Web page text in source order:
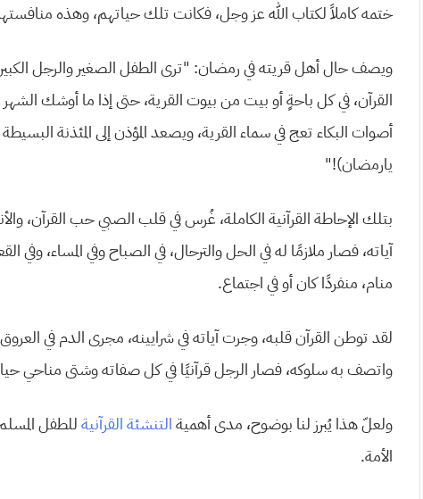
ختمه كاملاً لكتاب الله عز وجل، فكانت تلك حياتهم، وهذه
ويصف حال أهل قريته في رمضان: “ترى الطفل الصغير والرجل
القرآن، في كل باحةٍ أو بيت من بيوت القرية، حتى إذا ما أوشك
أصوات البكاء تعج في سماء القرية، ويصعد المؤذن إلى المئذنة
يارمضان)!”
بتلك الإحاطة القرآنية الكاملة، غُرس في قلب الصبي حب القرآن،
آياته، فصار ملازمًا له في الحل والترحال، في الصباح وفي المساء، وفي
منام، منفردًا كان أو في اجتماع.
لقد توطن القرآن قلبه، وجرت آياته في شرايينه، مجرى الدم في
واتصف به سلوكه، فصار الرجل قرآنيًا في كل صفاته وشتى مناحي
ولعلّ هذا يُبرز لنا بوضوح، مدى أهميةالتنشئة القرآنيةللطفل
الأمة.